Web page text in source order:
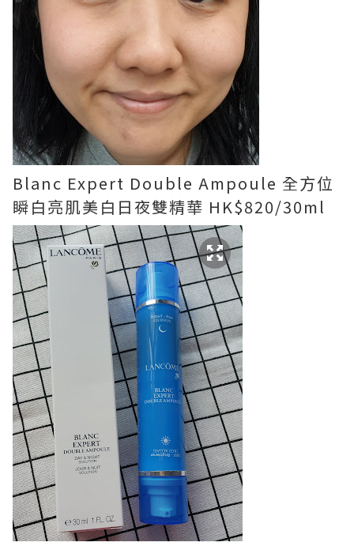
Blanc Expert Double Ampoule 全方位
瞬白亮肌美白日夜雙精華 HK$820/30ml